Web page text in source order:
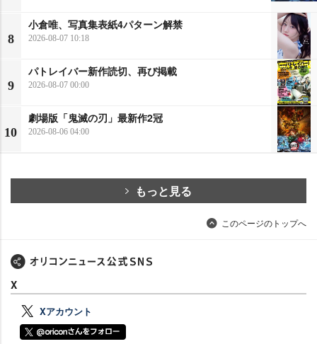
8
小倉唯、写真集表紙4パターン解禁
2026-08-07 10:18
9
パトレイバー新作読切、再び掲載
2026-08-07 00:00
10
劇場版「鬼滅の刃」最新作2冠
2026-08-06 04:00
もっと見る
このページのトップへ
X
Xアカウント